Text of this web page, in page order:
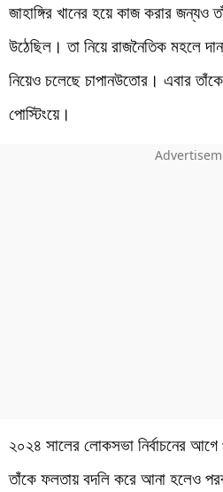
জাহাঙ্গির খানের হয়ে কাজ করার
উঠেছিল। তা নিয়ে রাজনৈতিক মহলে
নিয়েও চলেছে চাপানউতোর। এবার
পোস্টিংয়ে।
২০২৪ সালের লোকসভা নির্বাচনের আগে
তাঁকে ফলতায় বদলি করে আনা হলেও